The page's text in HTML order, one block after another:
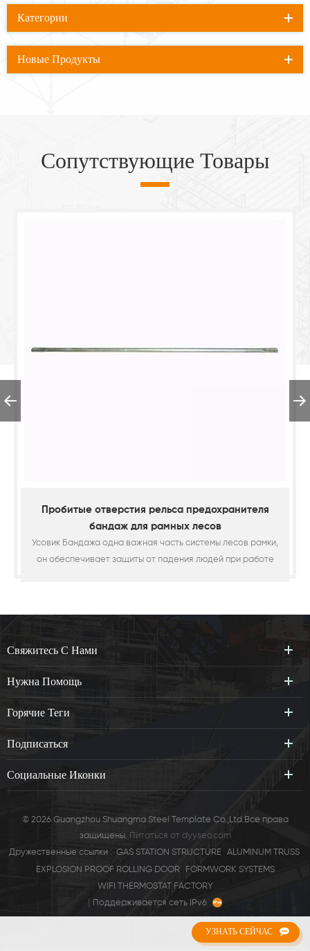
УЗНАТЬ СЕЙЧАС
Категории
Новые Продукты
Сопутствующие Товары
рамки,
Kwikstage Леса Южная Африка Тип Леса
В Южной Африке Леса Kwikstage вид
модульные леса в СА. В Книга изготовлен из О.
Свяжитесь С Нами
Нужна Помощь
Горячие Теги
Подписаться
Социальные Иконки
© 2026 Guangzhou Shuangma Steel Template Co.,Ltd.Все права
защищены.
Питаться от dyyseo.com
Дружественные ссылки : GAS STATION STRUCTURE
ALUMINUM TRUSS
EXPLOSION PROOF ROLLING DOOR
FORMWORK SYSTEMS
WIFI THERMOSTAT FACTORY
Поддерживается сеть IPv6